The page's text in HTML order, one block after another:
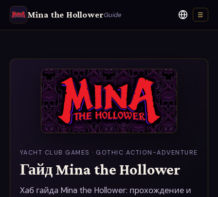
Mina the HollowerGuide Язык ☰
YACHT CLUB GAMES · GOTHIC ACTION-ADVENTURE
Гайд Mina the Hollower
Хаб гайда Mina the Hollower: прохождение и